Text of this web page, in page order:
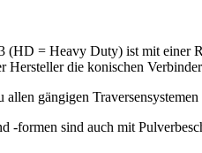
= Heavy Duty) ist mit einer
Hersteller die konischen
gängigen
-formen sind auch mit